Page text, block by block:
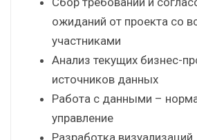
внедрять с нуля?
Внедрение BI с нуля –
занимающий месяцы и
этапов:
Сбор требований и
ожиданий от проекта со